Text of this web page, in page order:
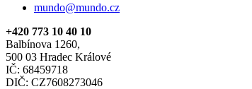
mundo@mundo.cz
+420 773 10 40 10
Balbínova 1260,
500 03 Hradec Králové
IČ: 68459718
DIČ: CZ7608273046